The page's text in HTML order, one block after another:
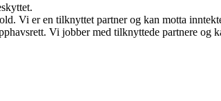
Vi er en tilknyttet partner og kan motta
Vi jobber med tilknyttede partnere og